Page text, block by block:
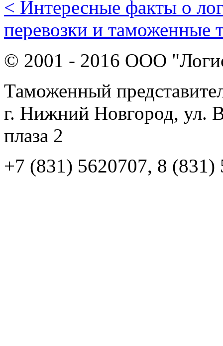
< Интересные факты о
перевозки и таможенные
© 2001 - 2016 ООО
Таможенный
г. Нижний Новгород, ул.
плаза 2
+7 (831) 5620707, 8 (831)